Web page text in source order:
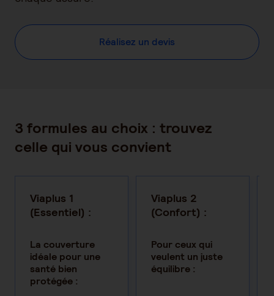
Réalisez un devis
3 formules au choix : trouvez
celle qui vous convient
Viaplus 1
(Essentiel) :
La couverture
idéale pour une
santé bien
protégée :
Viaplus 2
(Confort) :
Pour ceux qui
veulent un juste
équilibre :